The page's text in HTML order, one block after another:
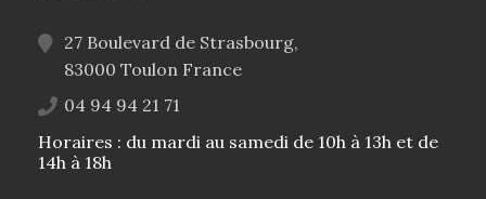
27 Boulevard de Strasbourg,
83000 Toulon France
04 94 94 21 71
Horaires : du mardi au samedi de 10h à 13h et de
14h à 18h